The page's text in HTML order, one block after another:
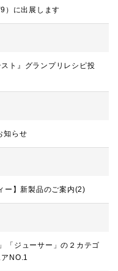
）に出展します
スト』グランプリレシピ投
知らせ
ー】新製品のご案内(2)
「ジューサー」の２カテゴ
NO.1